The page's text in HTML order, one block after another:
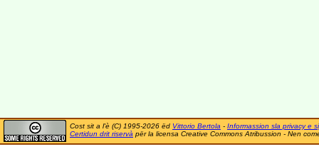
Cost sit a l'è (C) 1995-2026 ëd Vittorio Bertola - Informassion sla privacy e
Certidun drit riservà për la licensa Creative Commons Atribussion - Nen